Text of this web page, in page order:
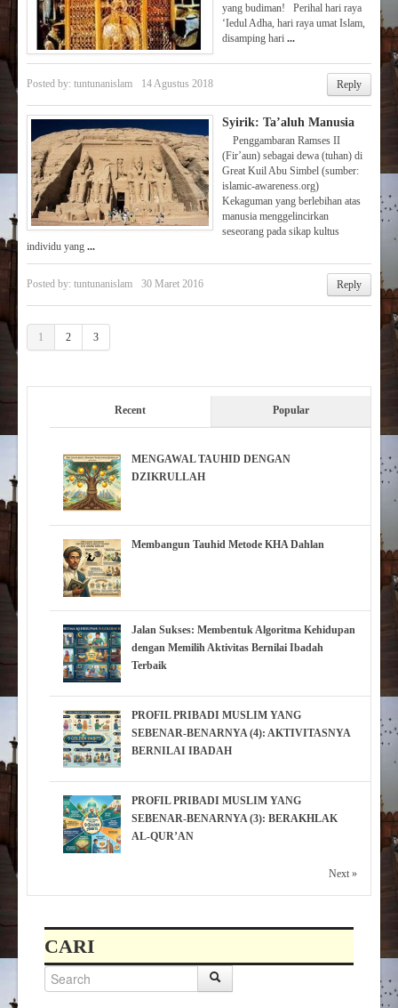
yang budiman! Perihal hari raya
‘Iedul Adha, hari raya umat Islam,
disamping hari ...
Posted by: tuntunanislam 14 Agustus 2018 Reply
Syirik: Ta’aluh Manusia
Penggambaran Ramses II
(Fir’aun) sebagai dewa (tuhan) di
Great Kuil Abu Simbel (sumber:
islamic-awareness.org)
Kekaguman yang berlebihan atas
manusia menggelincirkan
seseorang pada sikap kultus
individu yang ...
Posted by: tuntunanislam 30 Maret 2016 Reply
1 2 3
Recent Popular
MENGAWAL TAUHID DENGAN
DZIKRULLAH
Membangun Tauhid Metode KHA Dahlan
Jalan Sukses: Membentuk Algoritma Kehidupan
dengan Memilih Aktivitas Bernilai Ibadah
Terbaik
PROFIL PRIBADI MUSLIM YANG
SEBENAR-BENARNYA (4): AKTIVITASNYA
BERNILAI IBADAH
PROFIL PRIBADI MUSLIM YANG
SEBENAR-BENARNYA (3): BERAKHLAK
AL-QUR’AN
Next »
CARI